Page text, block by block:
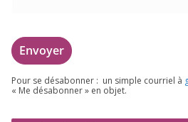
Pour se désa­bon­ner : un simple cour­riel à
« Me désa­bon­ner » en objet.